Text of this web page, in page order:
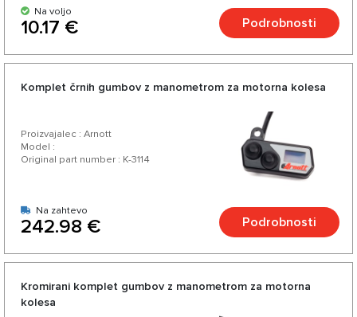
Na voljo
10.17 € Podrobnosti
Komplet črnih gumbov z manometrom za motorna kolesa
Proizvajalec : Arnott
Model :
Original part number : K-3114
Na zahtevo
242.98 € Podrobnosti
Kromirani komplet gumbov z manometrom za motorna
kolesa